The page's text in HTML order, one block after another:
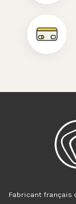
Fabricant français